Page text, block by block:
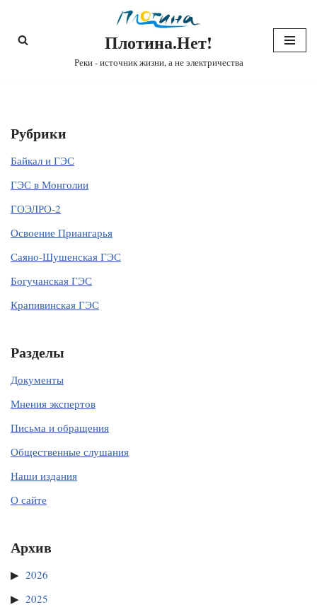
Перейти
Плотина.Нет!
Реки - источник жизни, а не электричества
Рубрики
Байкал и ГЭС
ГЭС в Монголии
ГОЭЛРО-2
Освоение Приангарья
Саяно-Шушенская ГЭС
Богучанская ГЭС
Крапивинская ГЭС
Разделы
Документы
Мнения экспертов
Письма и обращения
Общественные слушания
Наши издания
О сайте
Архив
2026
2025